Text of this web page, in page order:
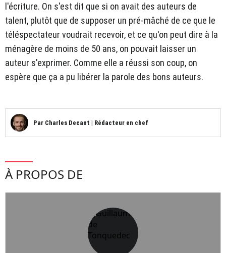
l'écriture. On s'est dit que si on avait des auteurs de
talent, plutôt que de supposer un pré-mâché de ce que le
téléspectateur voudrait recevoir, et ce qu'on peut dire à la
ménagère de moins de 50 ans, on pouvait laisser un
auteur s'exprimer. Comme elle a réussi son coup, on
espère que ça a pu libérer la parole des bons auteurs.
Par Charles Decant | Rédacteur en chef
À PROPOS DE